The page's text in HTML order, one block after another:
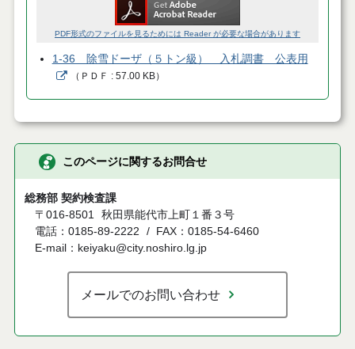
PDF形式のファイルを見るためには Reader が必要な場合があります
1-36 除雪ドーザ（５トン級） 入札調書 公表用
（ ＰＤＦ 57.00 KB）
このページに関するお問合せ
総務部 契約検査課
〒016-8501 秋田県能代市上町１番３号
電話：0185-89-2222
FAX：0185-54-6460
E-mail：keiyaku@city.noshiro.lg.jp
メールでのお問い合わせ